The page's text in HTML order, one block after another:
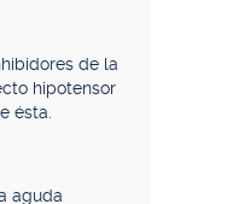
de la
hipotensor
ésta.
aguda